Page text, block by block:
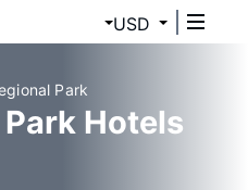
USD
Park
Hotels